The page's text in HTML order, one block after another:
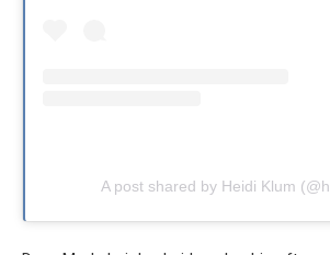
A post shared by Heidi Klum